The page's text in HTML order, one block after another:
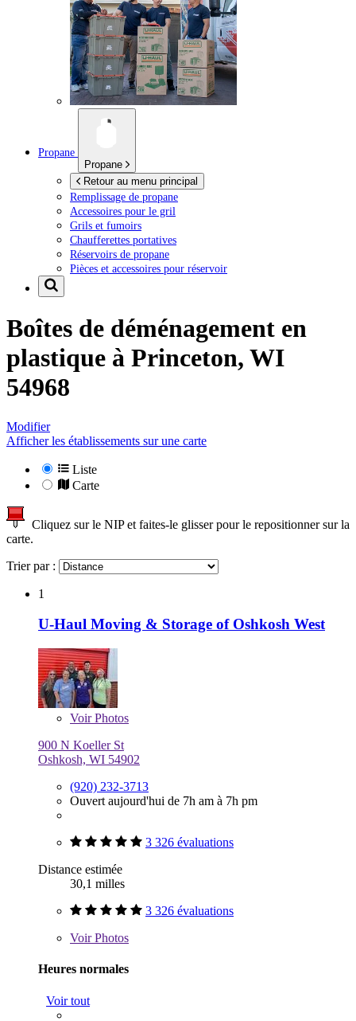
Propane
Propane
Retour au menu principal
Remplissage de propane
Accessoires pour le gril
Grils et fumoirs
Chaufferettes portatives
Réservoirs de propane
Pièces et accessoires pour réservoir
Boîtes de déménagement en
plastique à Princeton, WI
54968
Modifier
Afficher les établissements sur une carte
Liste
Carte
Cliquez sur le NIP et faites-le glisser pour le repositionner sur la
carte.
Trier par :
1
U-Haul Moving & Storage of Oshkosh West
VoirPhotos
900 N Koeller St
Oshkosh, WI 54902
(920) 232-3713
Ouvert aujourd'hui de 7h am à 7h pm
3 326 évaluations
Distance estimée
30,1 milles
3 326 évaluations
VoirPhotos
Heures normales
Voir tout